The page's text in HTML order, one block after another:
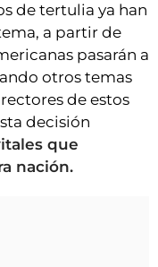
de tertulia ya han
a partir de
pasarán a
otros temas
de estos
decisión
que
nación.